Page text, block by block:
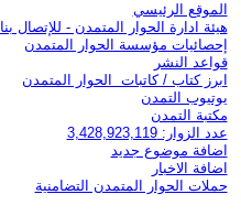
الموقع الرئيسي
هيئة ادارة الحوار المتمدن - للإتصال بنا
إحصائيات مؤسسة الحوار المتمدن
قواعد النشر
ابرز كتاب / كاتبات الحوار المتمدن
يوتيوب التمدن
مكتبة التمدن
عدد الزوار: 3,428,923,119
اضافة موضوع جديد
اضافة الاخبار
حملات الحوار المتمدن التضامنية